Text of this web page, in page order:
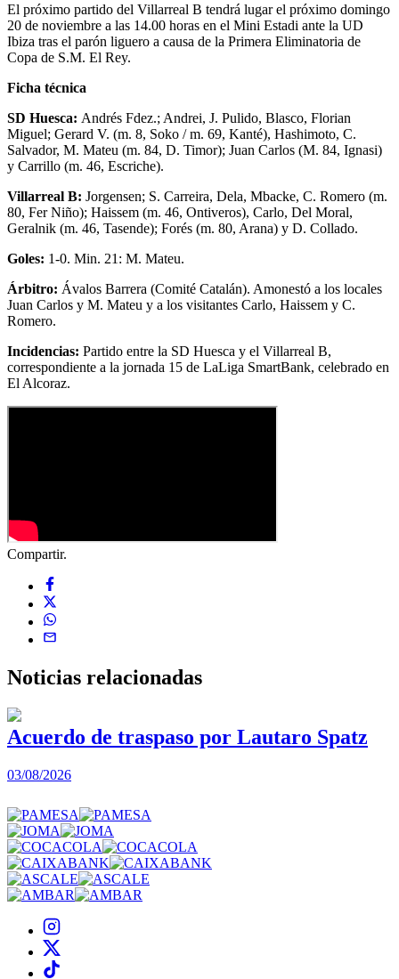
El próximo partido del Villarreal B tendrá lugar el próximo domingo
20 de noviembre a las 14.00 horas en el Mini Estadi ante la UD
Ibiza tras el parón liguero a causa de la Primera Eliminatoria de
Copa de S.M. El Rey.
Ficha técnica
SD Huesca: Andrés Fdez.; Andrei, J. Pulido, Blasco, Florian
Miguel; Gerard V. (m. 8, Soko / m. 69, Kanté), Hashimoto, C.
Salvador, M. Mateu (m. 84, D. Timor); Juan Carlos (M. 84, Ignasi)
y Carrillo (m. 46, Escriche).
Villarreal B: Jorgensen; S. Carreira, Dela, Mbacke, C. Romero (m.
80, Fer Niño); Haissem (m. 46, Ontiveros), Carlo, Del Moral,
Geralnik (m. 46, Tasende); Forés (m. 80, Arana) y D. Collado.
Goles: 1-0. Min. 21: M. Mateu.
Árbitro: Ávalos Barrera (Comité Catalán). Amonestó a los locales
Juan Carlos y M. Mateu y a los visitantes Carlo, Haissem y C.
Romero.
Incidencias: Partido entre la SD Huesca y el Villarreal B,
correspondiente a la jornada 15 de LaLiga SmartBank, celebrado en
El Alcoraz.
Compartir.
Noticias relacionadas
Acuerdo de traspaso por Lautaro Spatz
03/08/2026